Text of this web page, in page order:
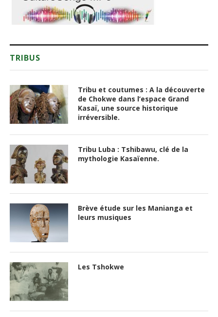
TRIBUS
Tribu et coutumes : A la découverte
de Chokwe dans l’espace Grand
Kasaï, une source historique
irréversible.
Tribu Luba : Tshibawu, clé de la
mythologie Kasaïenne.
Brève étude sur les Manianga et
leurs musiques
Les Tshokwe